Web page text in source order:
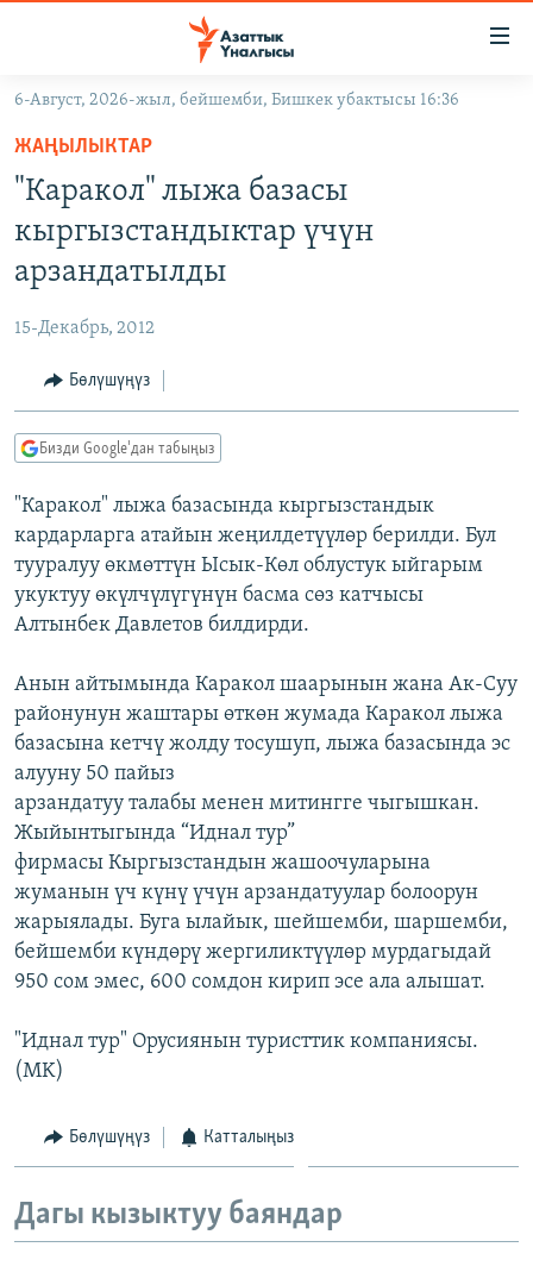
Навигацияга
өтүңүз
Издөөгө
салыңыз
КЫРГЫЗСТАН
КЫРГЫЗСТАН
МАДАНИЯТ
ДҮЙНӨ
УКРАИНА
ТВ ПРОГРАММАЛАР
БҮГҮН АЗАТТЫКТА
ДАНИСТЕ
АЗАТТЫК+
ПОДКАСТ
ОНЛАЙН ШЕРИНЕ
ЭЕ/АРнун бардык сайттары
6-Август, 2026-жыл, бейшемби, Бишкек убактысы 16:36
ЖАҢЫЛЫКТАР
"Каракол" лыжа базасы
кыргызстандыктар үчүн
арзандатылды
15-Декабрь, 2012
Бөлүшүңүз
Бизди Google'дан табыңыз
"Каракол" лыжа базасында кыргызстандык
кардарларга атайын жеңилдетүүлөр берилди. Бул
тууралуу өкмөттүн Ысык-Көл облустук ыйгарым
укуктуу өкүлчүлүгүнүн басма сөз катчысы
Алтынбек Давлетов билдирди.
Анын айтымында Каракол шаарынын жана Ак-Суу
районунун жаштары өткөн жумада Каракол лыжа
базасына кетчү жолду тосушуп, лыжа базасында эс
алууну 50 пайыз
арзандатуу талабы менен митингге чыгышкан.
Жыйынтыгында “Иднал тур”
фирмасы Кыргызстандын жашоочуларына
жуманын үч күнү үчүн арзандатуулар болоорун
жарыялады. Буга ылайык, шейшемби, шаршемби,
бейшемби күндөрү жергиликтүүлөр мурдагыдай
950 сом эмес, 600 сомдон кирип эсе ала алышат.
"Иднал тур" Орусиянын туристтик компаниясы.
(MK)
Бөлүшүңүз Катталыңыз
Дагы кызыктуу баяндар